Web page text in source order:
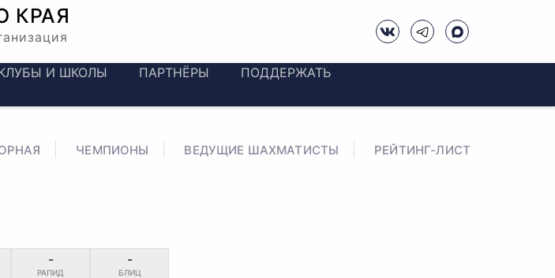
КРАЯ
И ШКОЛЫ ПАРТНЁРЫ ПОДДЕРЖАТЬ
ЧЕМПИОНЫ ВЕДУЩИЕ ШАХМАТИСТЫ РЕЙТИНГ-ЛИСТ
-
РАПИД
-
БЛИЦ